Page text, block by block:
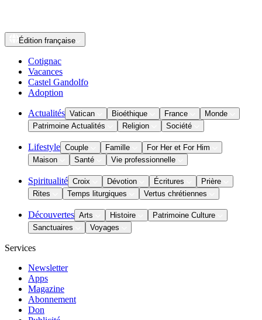
Édition française
Cotignac
Vacances
Castel Gandolfo
Adoption
Actualités Vatican Bioéthique France
Monde
Patrimoine Actualités
Religion Société
Lifestyle Couple Famille
For Her et For Him
Maison
Santé Vie professionnelle
Spiritualité Croix Dévotion Écritures
Prière
Rites
Temps liturgiques Vertus chrétiennes
Découvertes Arts Histoire
Patrimoine Culture
Sanctuaires
Voyages
Services
Newsletter
Apps
Magazine
Abonnement
Don